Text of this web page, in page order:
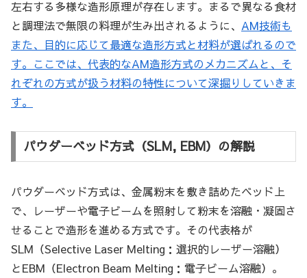
左右する多様な造形原理が存在します。まるで異なる食材
と調理法で無限の料理が生み出されるように、 AM技術も
また、目的に応じて最適な造形方式と材料が選ばれるので
す。ここでは、代表的なAM造形方式のメカニズムと、そ
れぞれの方式が扱う材料の特性について深掘りしていきま
す。
パウダーベッド方式（SLM, EBM）の解説
パウダーベッド方式は、金属粉末を敷き詰めたベッド上
で、レーザーや電子ビームを照射して粉末を溶融・凝固さ
せることで造形を進める方式です。その代表格が
SLM（Selective Laser Melting：選択的レーザー溶融）
とEBM（Electron Beam Melting：電子ビーム溶融）。